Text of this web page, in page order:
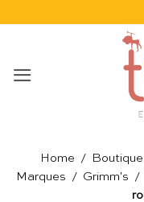
Home /
Marques / Grimm's /